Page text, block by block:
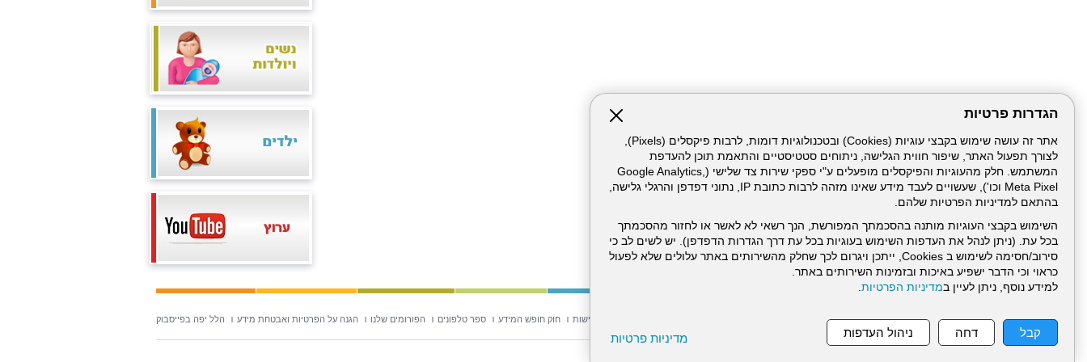
הגדרות פרטיות
אתר זה עושה שימוש בקבצי עוגיות (Cookies) ובטכנולוגיות דומות, לרבות פיקסלים (Pixels),
לצורך תפעול האתר, שיפור חווית הגלישה, ניתוחים סטטיסטיים והתאמת תוכן להעדפת
המשתמש. חלק מהעוגיות והפיקסלים מופעלים ע"י ספקי שירות צד שלישי (Google Analytics,
Meta Pixel וכו'), שעשויים לעבד מידע שאינו מזהה לרבות כתובת IP, נתוני דפדפן והרגלי גלישה,
בהתאם למדיניות הפרטיות שלהם.
השימוש בקבצי העוגיות מותנה בהסכמתך המפורשת, הנך רשאי לא לאשר או לחזור מהסכמתך
בכל עת. (ניתן לנהל את העדפות השימוש בעוגיות בכל עת דרך הגדרות הדפדפן). יש לשים לב כי
סירוב/חסימה לשימוש ב Cookies, ייתכן ויגרום לכך שחלק מהשירותים באתר עלולים שלא לפעול
כראוי וכי הדבר ישפיע באיכות ובזמינות השירותים באתר.
למידע נוסף, ניתן לעיין במדיניות הפרטיות.
קבל דחה ניהול העדפות מדיניות פרטיות
הצהרת נגישות חוק חופש המידע ספר טלפונים הפורומים שלנו הגנה על הפרטיות ואבטחת מידע הלל יפה בפייסבוק